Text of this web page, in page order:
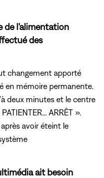
de l'alimentation
des
changement apporté
en mémoire permanente.
deux minutes et le centre
ARRÊT ».
avoir éteint le
ait besoin